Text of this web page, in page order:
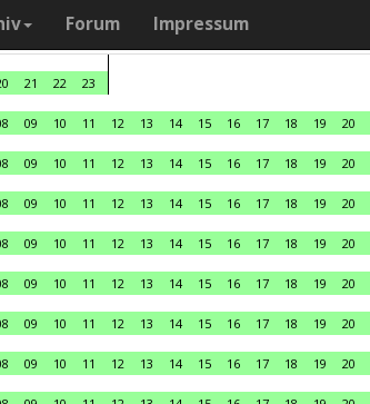
Forum Impressum
21 22
23
09 10 11 12 13 14 15 16 17 18 19 20
09 10 11 12 13 14 15 16 17 18 19 20
09 10 11 12 13 14 15 16 17 18 19 20
09 10 11 12 13 14 15 16 17 18 19 20
09 10 11 12 13 14 15 16 17 18 19 20
09 10 11 12 13 14 15 16 17 18 19 20
09 10 11 12 13 14 15 16 17 18 19 20